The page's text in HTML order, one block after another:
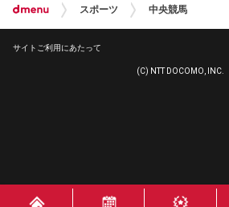
スポーツ 中央競馬
サイトご利用にあたって
(C) NTT DOCOMO, INC.